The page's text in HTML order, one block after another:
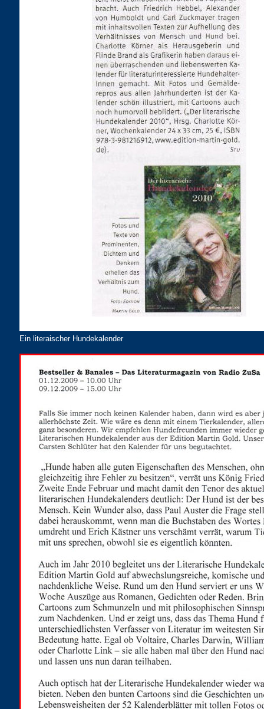
Ein literaischer Hundekalender